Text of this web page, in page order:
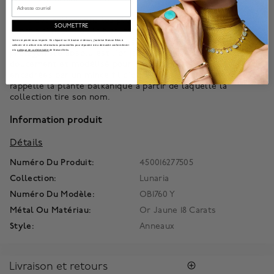
L'une des collections les plus distinctives de la marque,
Lunaria s'inspire de la beauté des formes de la nature pour
proposer un design propre, essentiel et grand charme. Le
protagoniste absolu est l'or jaune 18 carats: gravé à la main
doucement et modélisé pour obtenir des feuilles légères
encadrées par un mince fil d'or brillant contrasté, qui
rappelle la plante balkanique à partir de laquelle la
collection tire son nom.
Information produit
Détails
Numéro Du Produit:
450016277505
Collection:
Lunaria
Numéro Du Modèle:
OB1760 Y
Métal Ou Matériau:
Or Jaune 18 Carats
Style:
Anneaux
Livraison et retours
Email
SOUMETTRE
Votre vie privée nous importe. En cliquant sur le bouton ci-dessus, j'autorise Maison Bikrs à
collecter et à utiliser mes informations personnelles pour répondre à ma demande conformément
à lapolitique de confidentialité de Maison Birks.